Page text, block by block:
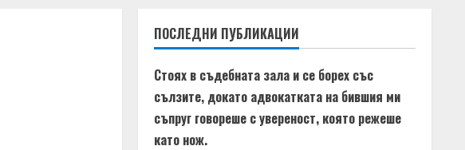
ПОСЛЕДНИ ПУБЛИКАЦИИ
Стоях в съдебната зала и се борех със
сълзите, докато адвокатката на бившия ми
съпруг говореше с увереност, която режеше
като нож.